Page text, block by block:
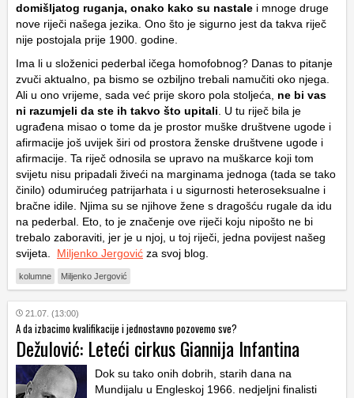
domišljatog ruganja, onako kako su nastale i mnoge druge
nove riječi našega jezika. Ono što je sigurno jest da takva riječ
nije postojala prije 1900. godine.
Ima li u složenici pederbal ičega homofobnog? Danas to pitanje
zvuči aktualno, pa bismo se ozbiljno trebali namučiti oko njega.
Ali u ono vrijeme, sada već prije skoro pola stoljeća, ne bi vas
ni razumjeli da ste ih takvo što upitali. U tu riječ bila je
ugrađena misao o tome da je prostor muške društvene ugode i
afirmacije još uvijek širi od prostora ženske društvene ugode i
afirmacije. Ta riječ odnosila se upravo na muškarce koji tom
svijetu nisu pripadali živeći na marginama jednoga (tada se tako
činilo) odumirućeg patrijarhata i u sigurnosti heteroseksualne i
bračne idile. Njima su se njihove žene s dragošću rugale da idu
na pederbal. Eto, to je značenje ove riječi koju nipošto ne bi
trebalo zaboraviti, jer je u njoj, u toj riječi, jedna povijest našeg
svijeta. Miljenko Jergović za svoj blog.
kolumne Miljenko Jergović
21.07. (13:00)
A da izbacimo kvalifikacije i jednostavno pozovemo sve?
Dežulović: Leteći cirkus Giannija Infantina
Dok su tako onih dobrih, starih dana na
Mundijalu u Engleskoj 1966. nedjeljni finalisti